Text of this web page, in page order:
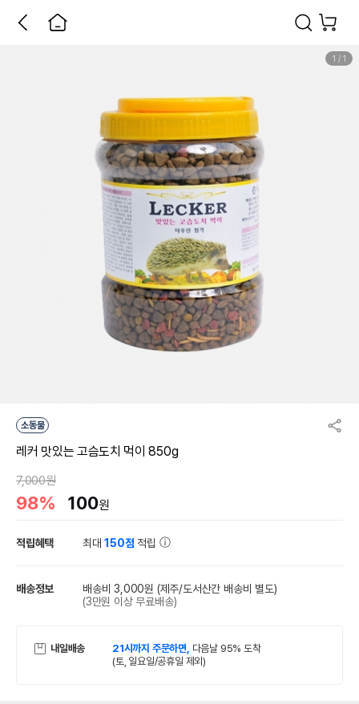
1 / 1
소동물
레커 맛있는 고슴도치 먹이 850g
7,000원
98% 100원
적립혜택 최대150점 적립
배송정보 배송비 3,000원 (제주/도서산간 배송비 별도)
(3만원 이상 무료배송)
내일배송 21시까지 주문하면, 다음날 95% 도착
(토, 일요일/공휴일 제외)